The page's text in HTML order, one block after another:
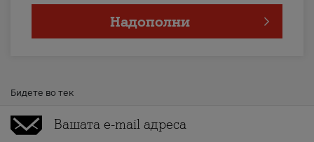
Надополни
Бидете во тек